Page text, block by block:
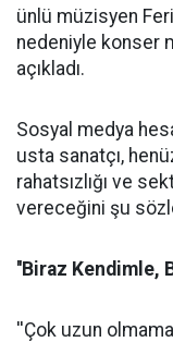
ünlü müzisyen
nedeniyle konser
açıkladı.
Sosyal medya
usta sanatçı,
rahatsızlığı ve
vereceğini şu
''Biraz Kendimle,
''Çok uzun